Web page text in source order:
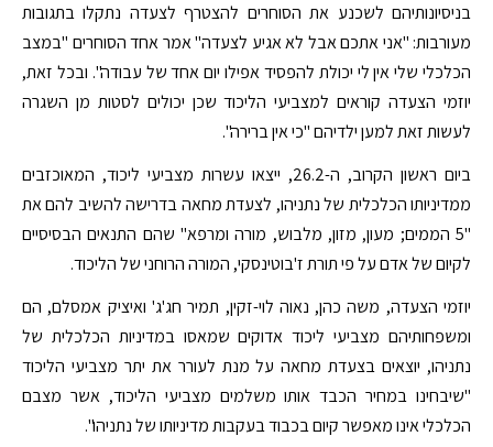
בניסיונותיהם לשכנע את הסוחרים להצטרף לצעדה נתקלו בתגובות
מעורבות: "אני אתכם אבל לא אגיע לצעדה" אמר אחד הסוחרים "במצב
הכלכלי שלי אין לי יכולת להפסיד אפילו יום אחד של עבודה". ובכל זאת,
יוזמי הצעדה קוראים למצביעי הליכוד שכן יכולים לסטות מן השגרה
לעשות זאת למען ילדיהם "כי אין ברירה".
ביום ראשון הקרוב, ה-26.2, ייצאו עשרות מצביעי ליכוד, המאוכזבים
ממדיניותו הכלכלית של נתניהו, לצעדת מחאה בדרישה להשיב להם את
"5 הממים; מעון, מזון, מלבוש, מורה ומרפא" שהם התנאים הבסיסיים
לקיום של אדם על פי תורת ז'בוטינסקי, המורה הרוחני של הליכוד.
יוזמי הצעדה, משה כהן, נאוה לוי-זקין, תמיר חג'ג' ואיציק אמסלם, הם
ומשפחותיהם מצביעי ליכוד אדוקים שמאסו במדיניות הכלכלית של
נתניהו, יוצאים בצעדת מחאה על מנת לעורר את יתר מצביעי הליכוד
"שיבחינו במחיר הכבד אותו משלמים מצביעי הליכוד, אשר מצבם
הכלכלי אינו מאפשר קיום בכבוד בעקבות מדיניותו של נתניהו".